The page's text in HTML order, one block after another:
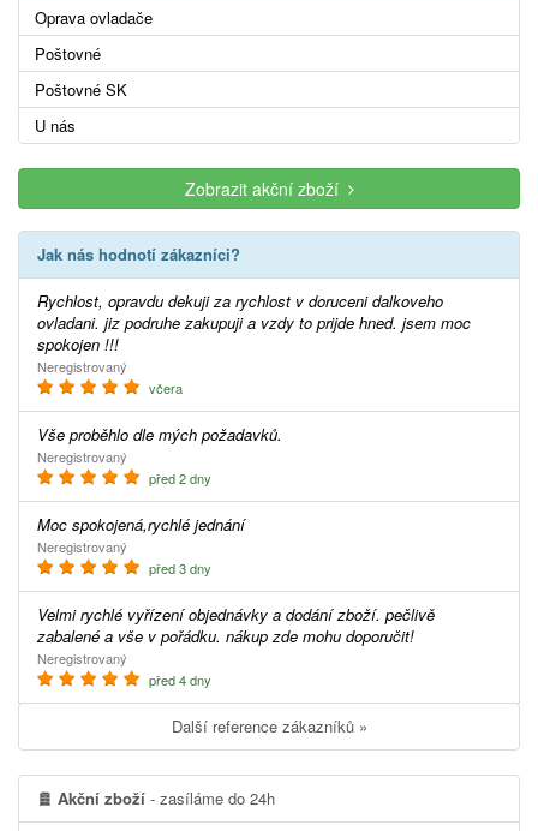
Oprava ovladače
Poštovné
Poštovné SK
U nás
Zobrazit akční zboží
Jak nás hodnotí zákazníci?
Rychlost, opravdu dekuji za rychlost v doruceni dalkoveho
ovladani. jiz podruhe zakupuji a vzdy to prijde hned. jsem moc
spokojen !!!
Neregistrovaný
včera
Vše proběhlo dle mých požadavků.
Neregistrovaný
před 2 dny
Moc spokojená,rychlé jednání
Neregistrovaný
před 3 dny
Velmi rychlé vyřízení objednávky a dodání zboží. pečlivě
zabalené a vše v pořádku. nákup zde mohu doporučit!
Neregistrovaný
před 4 dny
Další reference zákazníků »
Akční zboží - zasíláme do 24h